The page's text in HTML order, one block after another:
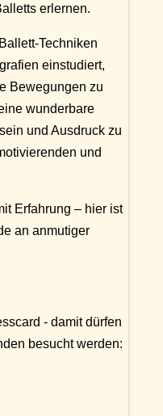
erlernen.
Techniken
einstudiert,
Bewegungen zu
wunderbare
und Ausdruck zu
und
Erfahrung – hier ist
an anmutiger
- damit dürfen
besucht werden: